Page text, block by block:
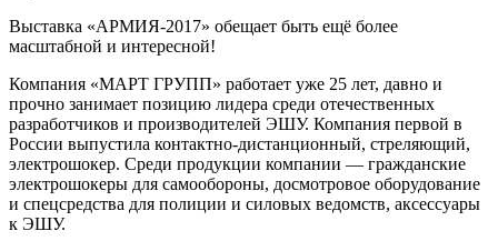
Выставка «АРМИЯ-2017» обещает быть ещё более
масштабной и интересной!
Компания «МАРТ ГРУПП» работает уже 25 лет, давно и
прочно занимает позицию лидера среди отечественных
разработчиков и производителей ЭШУ. Компания первой в
России выпустила контактно-дистанционный, стреляющий,
электрошокер. Среди продукции компании — гражданские
электрошокеры для самообороны, досмотровое оборудование
и спецсредства для полиции и силовых ведомств, аксессуары
к ЭШУ.